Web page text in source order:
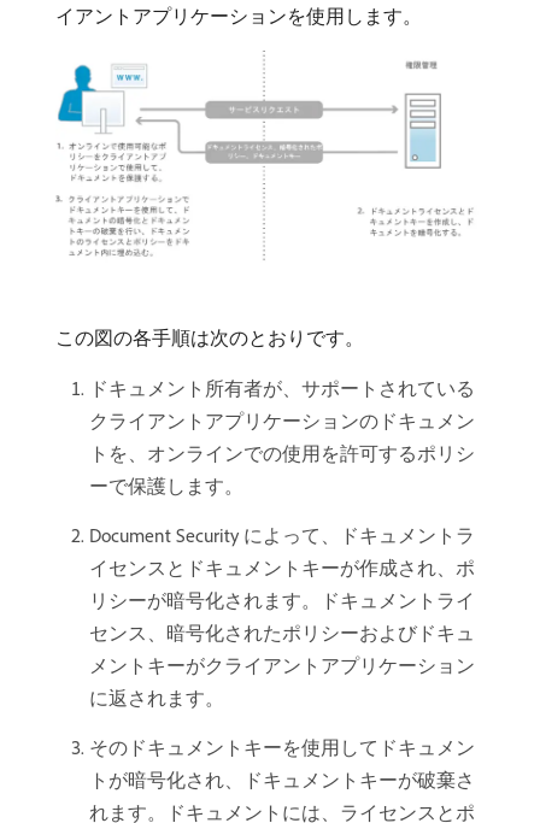
イアントアプリケーションを使用します。
この図の各手順は次のとおりです。
ドキュメント所有者が、サポートされている
クライアントアプリケーションのドキュメン
トを、オンラインでの使用を許可するポリシ
ーで保護します。
Document Security によって、ドキュメントラ
イセンスとドキュメントキーが作成され、ポ
リシーが暗号化されます。ドキュメントライ
センス、暗号化されたポリシーおよびドキュ
メントキーがクライアントアプリケーション
に返されます。
そのドキュメントキーを使用してドキュメン
トが暗号化され、ドキュメントキーが破棄さ
れます。ドキュメントには、ライセンスとポ